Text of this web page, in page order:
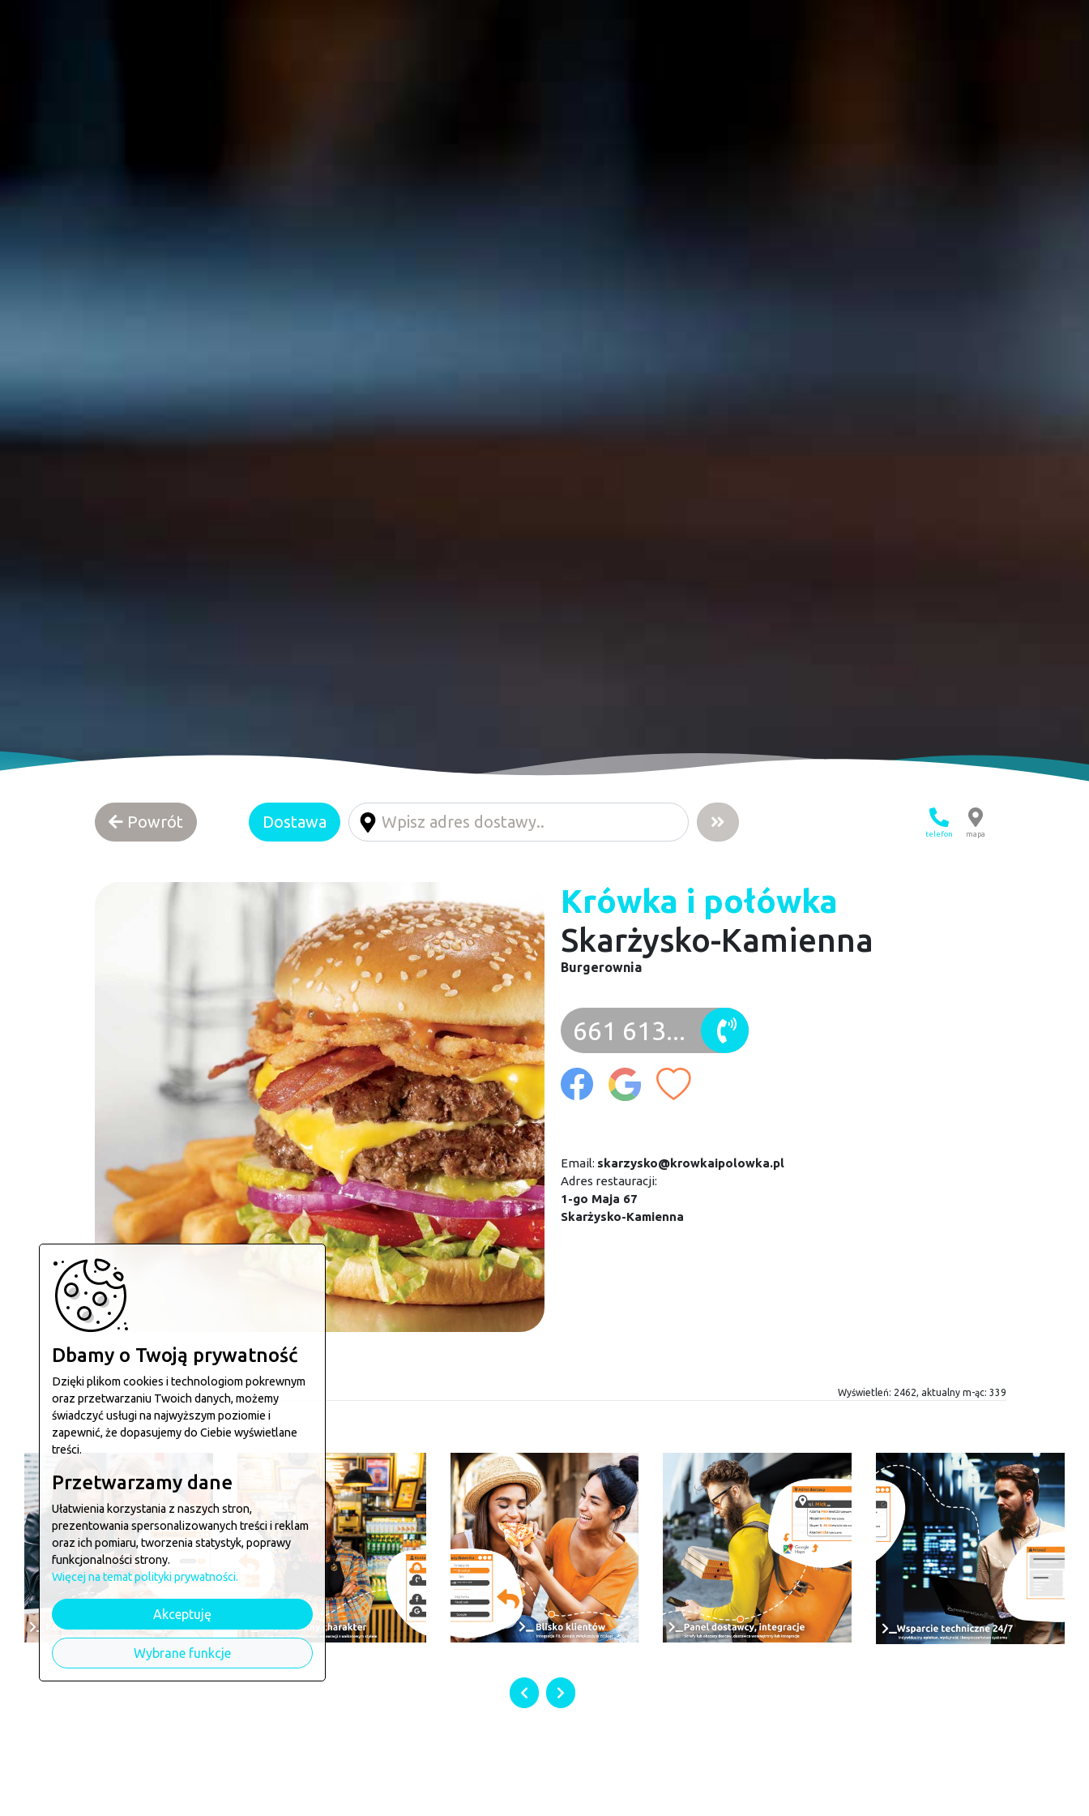
Powrót
telefon mapa
Dostawa
Krówka i połówka
Skarżysko-Kamienna
Burgerownia
661 613...
Email: skarzysko@krowkaipolowka.pl
Adres restauracji:
1-go Maja 67
Skarżysko-Kamienna
Wyświetleń: 2462, aktualny m-ąc: 339
Dbamy o Twoją prywatność
Dzięki plikom cookies i technologiom pokrewnym
oraz przetwarzaniu Twoich danych, możemy
świadczyć usługi na najwyższym poziomie i
zapewnić, że dopasujemy do Ciebie wyświetlane
treści.
Przetwarzamy dane
Ułatwienia korzystania z naszych stron,
prezentowania spersonalizowanych treści i reklam
oraz ich pomiaru, tworzenia statystyk, poprawy
funkcjonalności strony.
Więcej na temat polityki prywatności.
Akceptuję
Wybrane funkcje